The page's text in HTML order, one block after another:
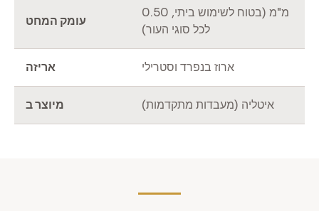
עומק המחט
0.50 מ"מ (בטוח לשימוש ביתי,
לכל סוגי העור)
אריזה ארוז בנפרד וסטרילי
מיוצר ב איטליה (מעבדות מתקדמות)